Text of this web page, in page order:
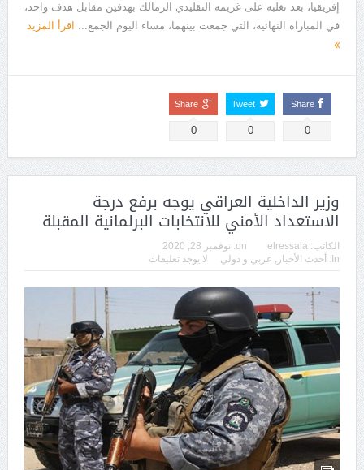
إفريقيا، بعد تغلبه على غريمه التقليدي الزمالك بهدفين مقابل هدف واحد،
في المباراة النهائية، التي جمعت بينهما، مساء اليوم الجمع... اقرأ المزيد
Share
0
Tweet
0
Share
0
وزير الداخلية العراقي يوجه برفع درجة
الاستعداد الأمني للانتخابات البرلمانية المقبلة
الكاتب: elressala
on: نوفمبر 28, 2020
In:
أحدث الأخبار عربي و دولي لا يوجد تعليقات